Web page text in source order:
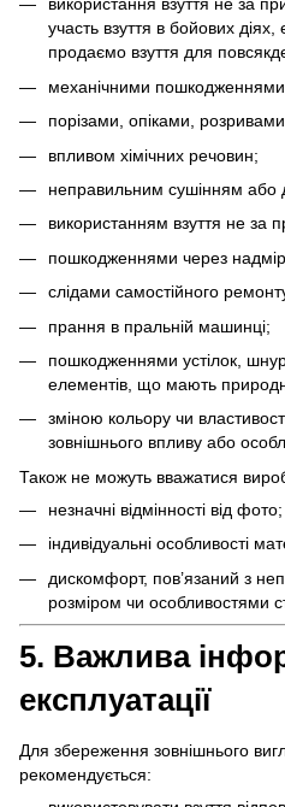
використання взуття не за
участь взуття в бойових
продаємо взуття для
механічними
порізами, опіками,
впливом хімічних речовин;
неправильним сушінням або
використанням взуття не за
пошкодженнями через
слідами самостійного
прання в пральній машинці;
пошкодженнями устілок,
елементів, що мають
зміною кольору чи
зовнішнього впливу або
Також не можуть вважатися
незначні відмінності від фото;
індивідуальні особливості
дискомфорт, пов’язаний з
розміром чи особливостями
5. Важлива
експлуатації
Для збереження зовнішнього
рекомендується: